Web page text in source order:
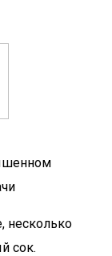
несколько
сок.